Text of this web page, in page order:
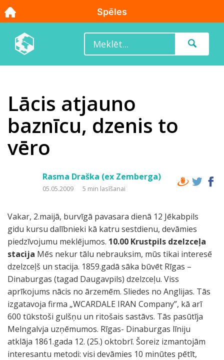
Lācis atjauno
baznīcu, dzenis to
vēro
Rasma Draška (ex Zemberga)
05.05.2009 5 min lasīšanai
Vakar, 2.maijā, burvīgā pavasara dienā 12 Jēkabpils
gidu kursu dalībnieki kā katru sestdienu, devāmies
piedzīvojumu meklējumos. 10.00 Krustpils dzelzceļa
stacija Mēs nekur tālu nebrauksim, mūs tikai interesē
dzelzceļš un stacija. 1859.gadā sāka būvēt Rīgas –
Dinaburgas (tagad Daugavpils) dzelzceļu. Viss
aprīkojums nācis no ārzemēm. Sliedes no Anglijas. Tās
izgatavoja firma „WCARDALE IRAN Company”, kā arī
600 tūkstoši gulšņu un ritošais sastāvs. Tās pasūtīja
Melngalvja uzņēmumos. Rīgas- Dinaburgas līniju
atklāja 1861.gada 12. (25.) oktobrī. Šoreiz izmantojām
interesantu metodi: visi devāmies 10 minūtes pētīt,